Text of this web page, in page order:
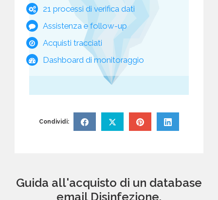
21 processi di verifica dati
Assistenza e follow-up
Acquisti tracciati
Dashboard di monitoraggio
Condividi:
Guida all'acquisto di un database
email Disinfezione,